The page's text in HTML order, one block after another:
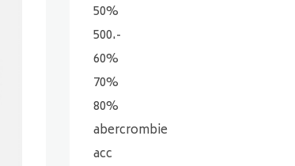
50%
500.-
60%
70%
80%
abercrombie
acc